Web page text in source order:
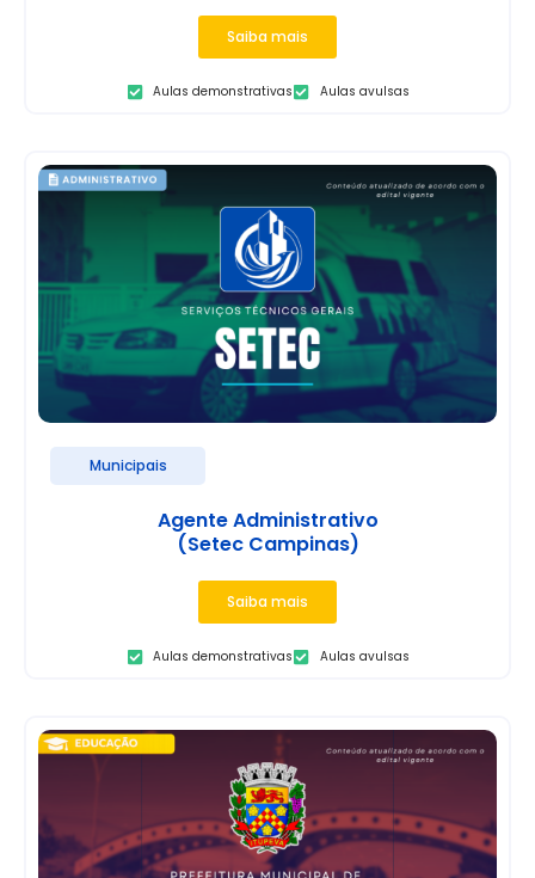
Saiba mais
Aulas demonstrativas Aulas avulsas
Municipais
Agente Administrativo
(Setec Campinas)
Saiba mais
Aulas demonstrativas Aulas avulsas